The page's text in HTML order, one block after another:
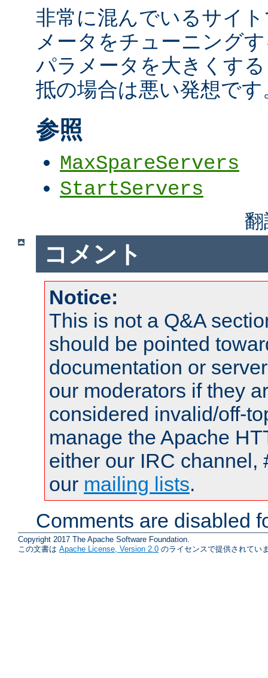
非常に混んでいるサイ
メータをチューニング
パラメータを大きくす
抵の場合は悪い発想です
参照
MaxSpareServers
StartServers
コメント
Notice:
This is not a Q&A
should be pointed
documentation or
our moderators if they
considered invalid/off-
manage the Apache
either our IRC channel,
our mailing lists.
Comments are disabled
Copyright 2017 The Apache Software Foundation.
この文書は Apache License, Version 2.0 のライセンスで提供されてい